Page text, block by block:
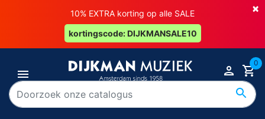
×
10% EXTRA korting op alle SALE
kortingscode: DIJKMANSALE10
0